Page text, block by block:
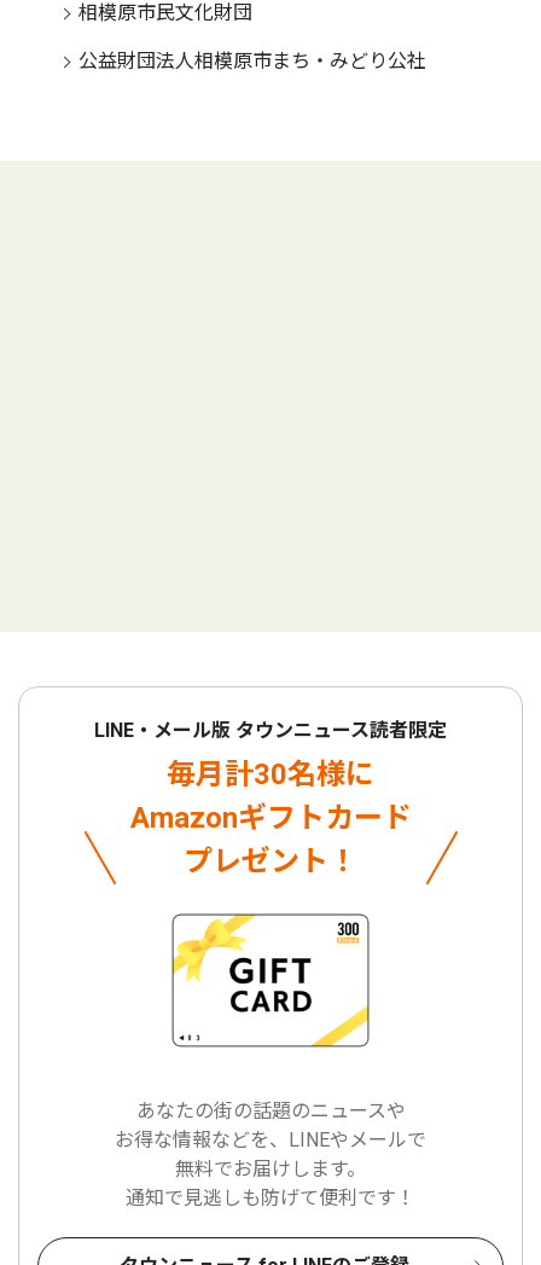
相模原市民文化財団
公益財団法人相模原市まち・みどり公社
LINE・メール版 タウンニュース読者限定
毎月計30名様に
Amazonギフトカード
プレゼント！
あなたの街の話題のニュースや
お得な情報などを、LINEやメールで
無料でお届けします。
通知で見逃しも防げて便利です！